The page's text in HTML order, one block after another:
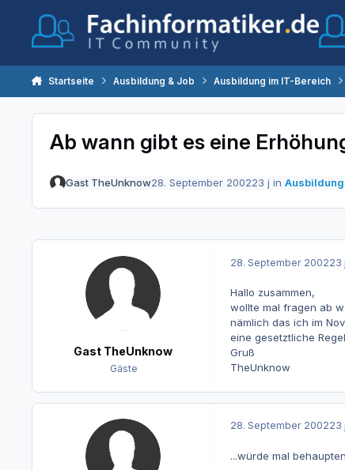
Startseite Ausbildung & Job Ausbildung im IT-Bereich
Ab wann gibt es eine
Gast TheUnknow28. September 200223 j in
Gast TheUnknow
Gäste
28. September 200223 j
Hallo zusammen,
wollte mal fragen ab
nämlich das ich im
eine gesetztliche
Gruß
TheUnknow
28. September 200223 j
...würde mal